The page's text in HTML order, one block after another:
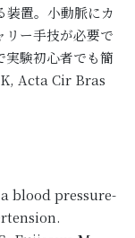
装置。小動脈にカ
リー手技が必要で
実験初心者でも簡
K, Acta Cir Bras
blood pressure-